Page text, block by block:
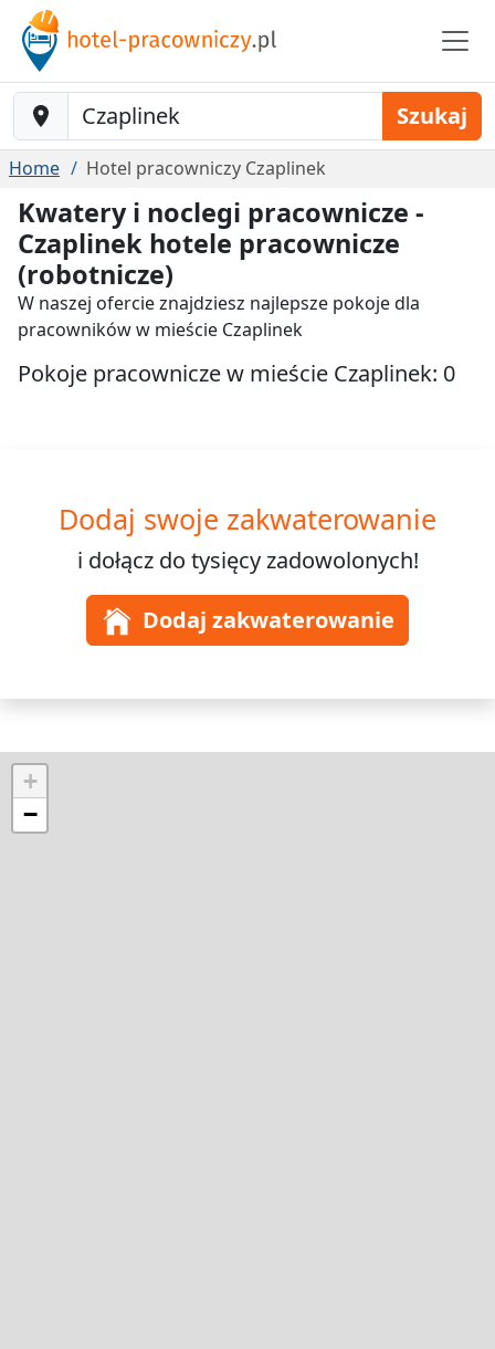
Baustelle-Location Szukaj
Home Hotel pracowniczy Czaplinek
Kwatery i noclegi pracownicze -
Czaplinek hotele pracownicze
(robotnicze)
W naszej ofercie znajdziesz najlepsze pokoje dla
pracowników w mieście Czaplinek
Pokoje pracownicze w mieście Czaplinek: 0
Dodaj swoje zakwaterowanie
i dołącz do tysięcyzadowolonych!
Dodaj zakwaterowanie
+
−